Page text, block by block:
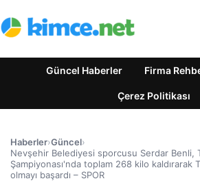
Güncel Haberler Firma
Çerez Politikası
Haberler›Güncel›
Nevşehir Belediyesi sporcusu Serdar Benli,
Şampiyonası'nda toplam 268 kilo kaldırarak
olmayı başardı – SPOR